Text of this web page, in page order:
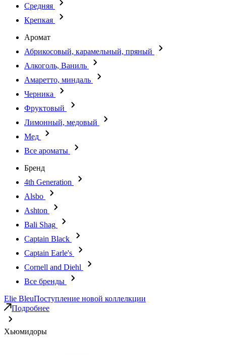
Средняя
Крепкая
Аромат
Абрикосовый, карамельный, пряный
Алкоголь, Ваниль
Амаретто, миндаль
Черника
Фруктовый
Лимонный, медовый
Мед
Все ароматы
Бренд
4th Generation
Alsbo
Ashton
Bali Shag
Captain Black
Captain Earle's
Cornell and Diehl
Все бренды
Elie BleuПоступление новой коллелкции
Подробнее
Хьюмидоры